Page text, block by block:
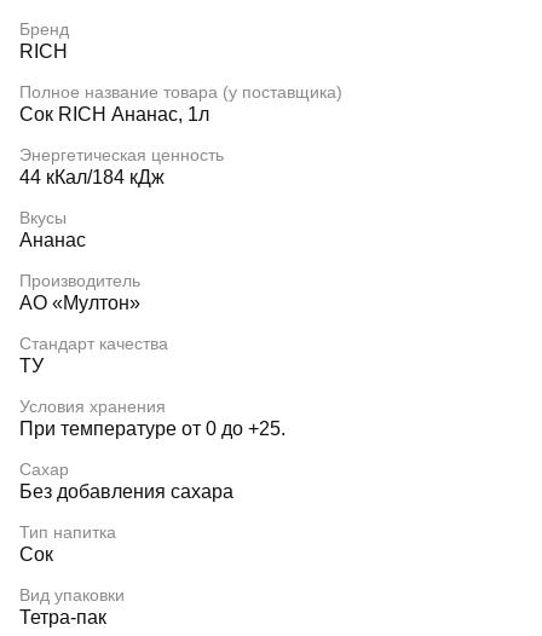
Бренд
RICH
Полное название товара (у поставщика)
Сок RICH Ананас, 1л
Энергетическая ценность
44 кКал/184 кДж
Вкусы
Ананас
Производитель
АО «Мултон»
Стандарт качества
ТУ
Условия хранения
При температуре от 0 до +25.
Сахар
Без добавления сахара
Тип напитка
Сок
Вид упаковки
Тетра-пак